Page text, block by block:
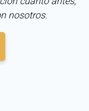
nosotros.